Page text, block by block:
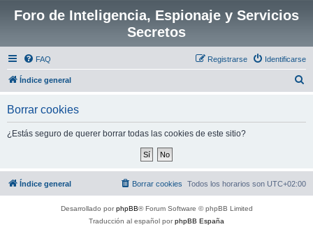
Foro de Inteligencia, Espionaje y Servicios
Secretos
FAQ Identificarse
Registrarse
Índice general
Borrar cookies
¿Estás seguro de querer borrar todas las cookies de este sitio?
Índice general Todos los horarios son UTC+02:00
Borrar cookies
Desarrollado porphpBB® Forum Software © phpBB Limited
Traducción al español porphpBB España